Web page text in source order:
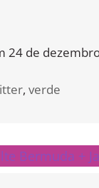
24 de
, verde
Bermuda +